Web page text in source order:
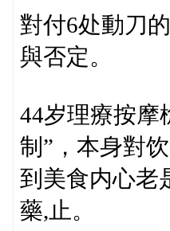
對付6处動刀
與否定。
44岁理療按摩
制”，本身對
到美食内心老
藥,止。